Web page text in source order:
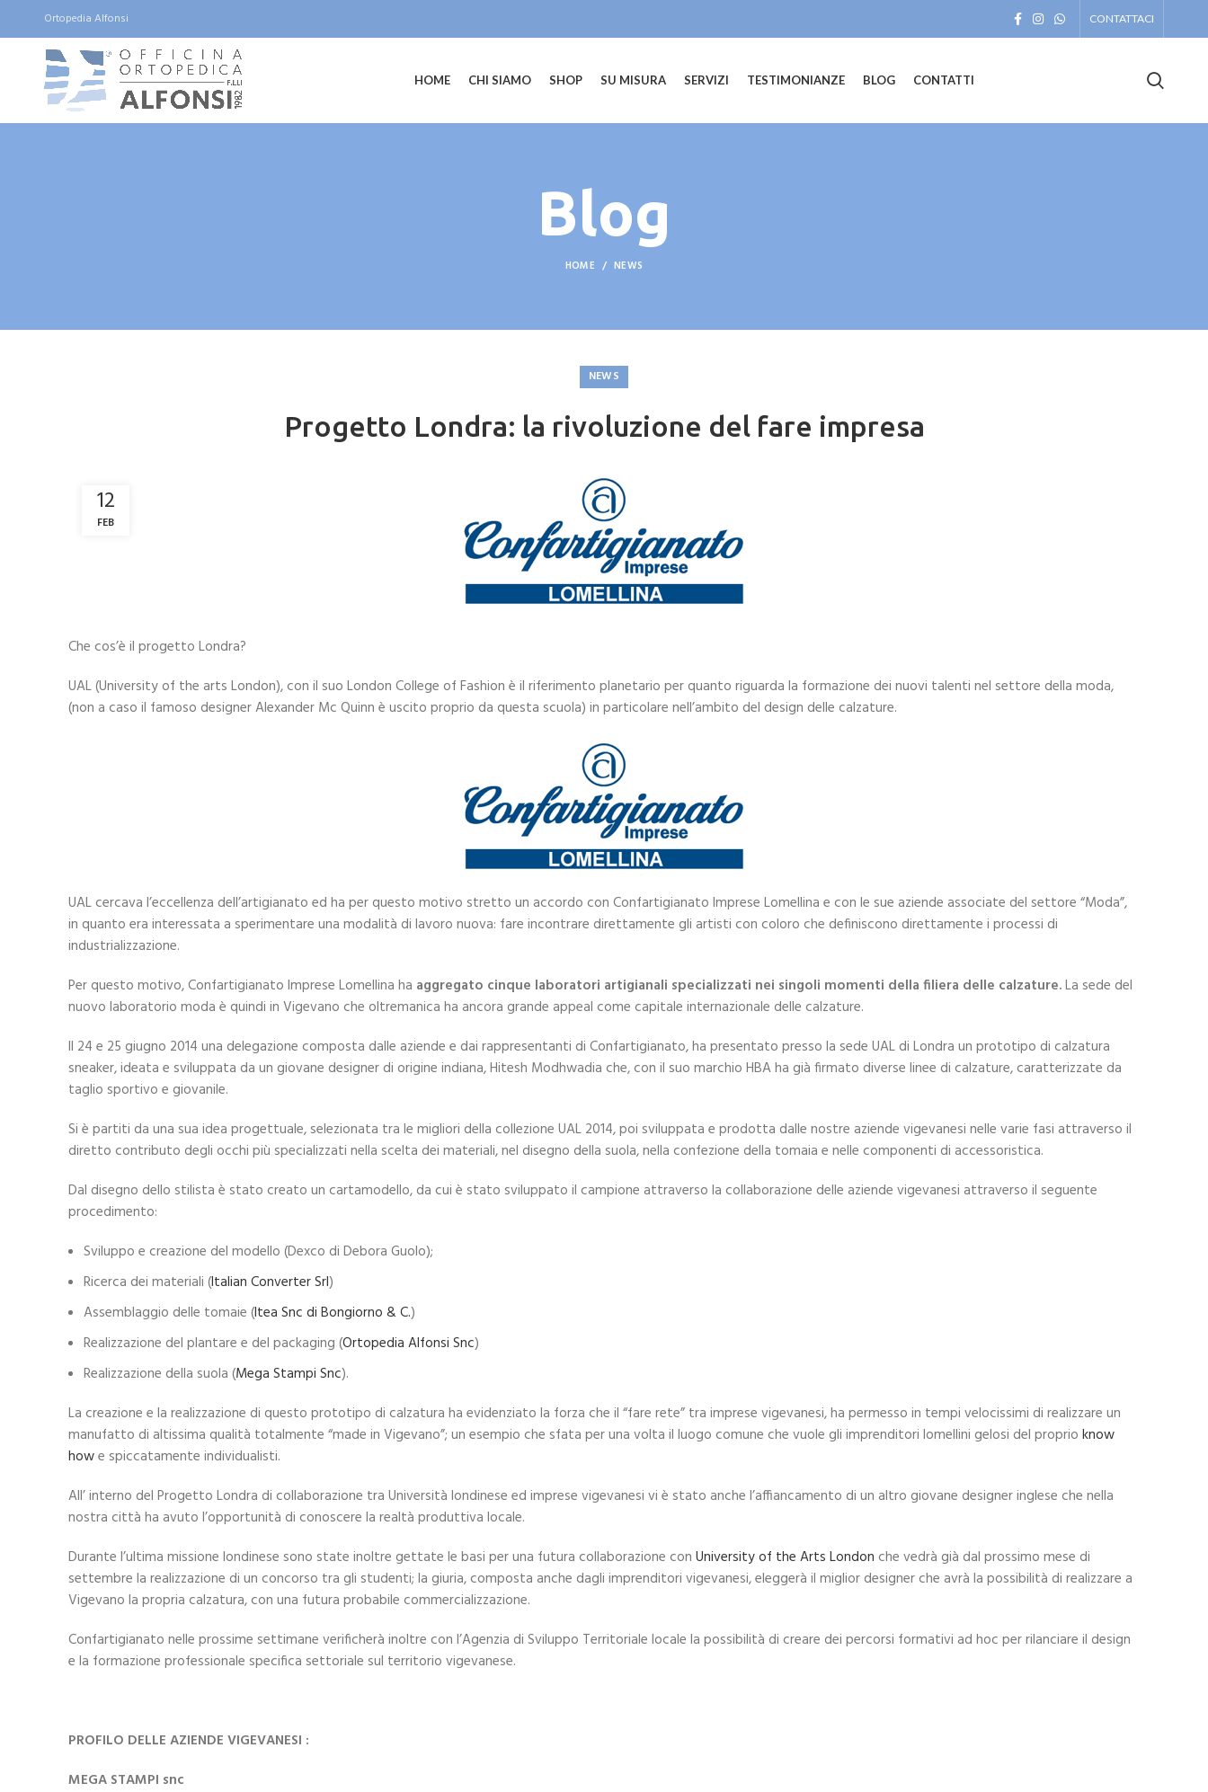
Ortopedia Alfonsi CONTATTACI
HOME CHI SIAMO SHOP SU MISURA SERVIZI TESTIMONIANZE BLOG CONTATTI
Blog
HOME NEWS
NEWS
Progetto Londra: la rivoluzione del fare impresa
12
FEB
Che cos’è il progetto Londra?
UAL (University of the arts London), con il suo London College of Fashion è il riferimento planetario per quanto riguarda la formazione dei nuovi talenti nel settore della moda,
(non a caso il famoso designer Alexander Mc Quinn è uscito proprio da questa scuola) in particolare nell’ambito del design delle calzature.
UAL cercava l’eccellenza dell’artigianato ed ha per questo motivo stretto un accordo con Confartigianato Imprese Lomellina e con le sue aziende associate del settore “Moda”,
in quanto era interessata a sperimentare una modalità di lavoro nuova: fare incontrare direttamente gli artisti con coloro che definiscono direttamente i processi di
industrializzazione.
Per questo motivo, Confartigianato Imprese Lomellina ha aggregato cinque laboratori artigianali specializzati nei singoli momenti della filiera delle calzature.La sede del
nuovo laboratorio moda è quindi in Vigevano che oltremanica ha ancora grande appeal come capitale internazionale delle calzature.
Il 24 e 25 giugno 2014 una delegazione composta dalle aziende e dai rappresentanti di Confartigianato, ha presentato presso la sede UAL di Londra un prototipo di calzatura
sneaker, ideata e sviluppata da un giovane designer di origine indiana, Hitesh Modhwadia che, con il suo marchio HBA ha già firmato diverse linee di calzature, caratterizzate da
taglio sportivo e giovanile.
Si è partiti da una sua idea progettuale, selezionata tra le migliori della collezione UAL 2014, poi sviluppata e prodotta dalle nostre aziende vigevanesi nelle varie fasi attraverso il
diretto contributo degli occhi più specializzati nella scelta dei materiali, nel disegno della suola, nella confezione della tomaia e nelle componenti di accessoristica.
Dal disegno dello stilista è stato creato un cartamodello, da cui è stato sviluppato il campione attraverso la collaborazione delle aziende vigevanesi attraverso il seguente
procedimento:
Sviluppo e creazione del modello (Dexco di Debora Guolo);
Ricerca dei materiali (Italian Converter Srl)
Assemblaggio delle tomaie (Itea Snc di Bongiorno & C.)
Realizzazione del plantare e del packaging (Ortopedia Alfonsi Snc)
Realizzazione della suola (Mega Stampi Snc).
La creazione e la realizzazione di questo prototipo di calzatura ha evidenziato la forza che il “fare rete” tra imprese vigevanesi, ha permesso in tempi velocissimi di realizzare un
manufatto di altissima qualità totalmente “made in Vigevano”; un esempio che sfata per una volta il luogo comune che vuole gli imprenditori lomellini gelosi del proprio know
howe spiccatamente individualisti.
All’ interno del Progetto Londra di collaborazione tra Università londinese ed imprese vigevanesi vi è stato anche l’affiancamento di un altro giovane designer inglese che nella
nostra città ha avuto l’opportunità di conoscere la realtà produttiva locale.
Durante l’ultima missione londinese sono state inoltre gettate le basi per una futura collaborazione con University of the Arts London che vedrà già dal prossimo mese di
settembre la realizzazione di un concorso tra gli studenti; la giuria, composta anche dagli imprenditori vigevanesi, eleggerà il miglior designer che avrà la possibilità di realizzare a
Vigevano la propria calzatura, con una futura probabile commercializzazione.
Confartigianato nelle prossime settimane verificherà inoltre con l’Agenzia di Sviluppo Territoriale locale la possibilità di creare dei percorsi formativi ad hoc per rilanciare il design
e la formazione professionale specifica settoriale sul territorio vigevanese.
PROFILO DELLE AZIENDE VIGEVANESI :
MEGA STAMPI snc